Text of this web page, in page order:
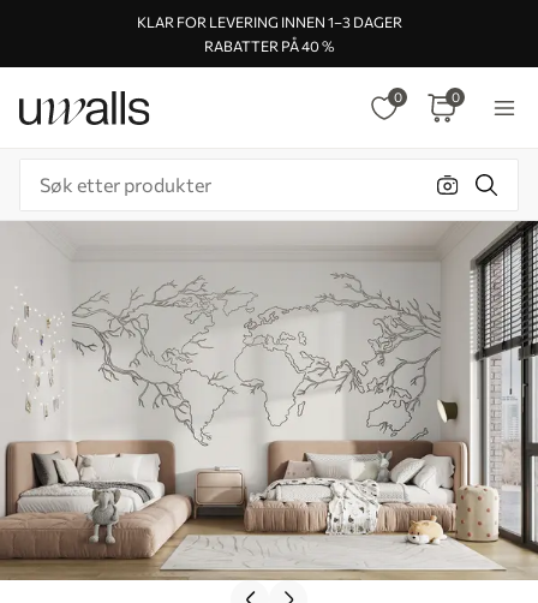
KLAR FOR LEVERING INNEN 1–3 DAGER
RABATTER PÅ 40 %
0 0